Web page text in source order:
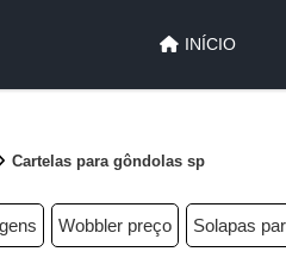
INÍCIO
Cartelas para gôndolas sp
Wobbler preço Solapas